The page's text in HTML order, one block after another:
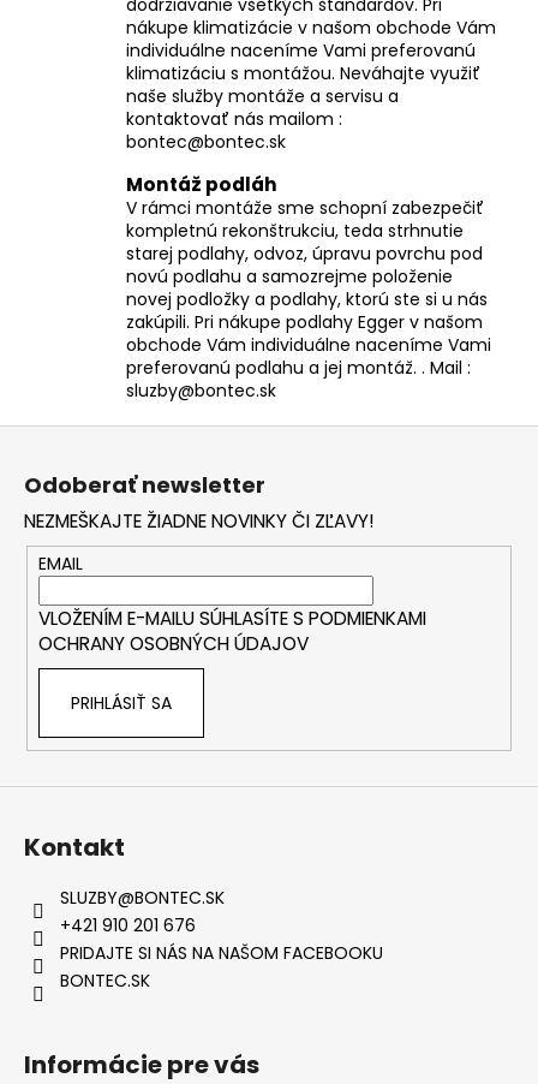
nákupe klimatizácie v našom obchode Vám
individuálne naceníme Vami preferovanú
klimatizáciu s montážou. Neváhajte využiť
naše služby montáže a servisu a
kontaktovať nás mailom :
bontec@bontec.sk
Montáž podláh
V rámci montáže sme schopní zabezpečiť
kompletnú rekonštrukciu, teda strhnutie
starej podlahy, odvoz, úpravu povrchu pod
novú podlahu a samozrejme položenie
novej podložky a podlahy, ktorú ste si u nás
zakúpili. Pri nákupe podlahy Egger v našom
obchode Vám individuálne naceníme Vami
preferovanú podlahu a jej montáž. . Mail :
sluzby@bontec.sk
Z
Odoberať newsletter
NEZMEŠKAJTE ŽIADNE NOVINKY ČI ZĽAVY!
EMAIL
VLOŽENÍM E-MAILU SÚHLASÍTE S PODMIENKAMI
OCHRANY OSOBNÝCH ÚDAJOV
PRIHLÁSIŤ SA
Kontakt
SLUZBY@BONTEC.SK
+421 910 201 676
PRIDAJTE SI NÁS NA NAŠOM FACEBOOKU
BONTEC.SK
Informácie pre vás